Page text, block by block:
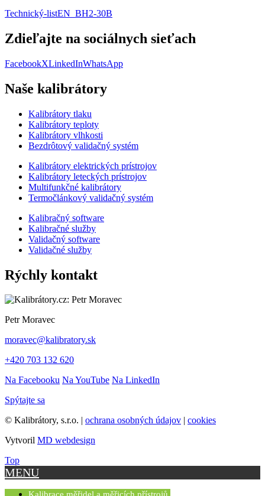
Technický-listEN_BH2-30B
Zdieľajte na sociálnych sieťach
FacebookXLinkedInWhatsApp
Naše kalibrátory
Kalibrátory tlaku
Kalibrátory teploty
Kalibrátory vlhkosti
Bezdrôtový validačný systém
Kalibrátory elektrických prístrojov
Kalibrátory leteckých prístrojov
Multifunkčné kalibrátory
Termočlánkový validačný systém
Kalibračný software
Kalibračné služby
Validačný software
Validačné služby
Rýchly kontakt
Petr Moravec
moravec@kalibratory.sk
+420 703 132 620
Na Facebooku Na YouTube Na LinkedIn
Spýtajte sa
© Kalibrátory, s.r.o. | ochrana osobných údajov | cookies
Vytvoril MD webdesign
Top
MENU